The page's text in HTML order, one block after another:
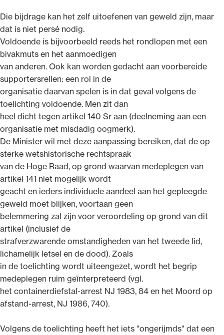
Die bijdrage kan het zelf uitoefenen van geweld zijn, maar
dat is niet persé nodig.
Voldoende is bijvoorbeeld reeds het rondlopen met een
bivakmuts en het aanmoedigen
van anderen. Ook kan worden gedacht aan voorbereide
supportersrellen: een rol in de
organisatie daarvan spelen is in dat geval volgens de
toelichting voldoende. Men zit dan
heel dicht tegen artikel 140 Sr aan (deelneming aan een
organisatie met misdadig oogmerk).
De Minister wil met deze aanpassing bereiken, dat de op
sterke wetshistorische rechtspraak
van de Hoge Raad, op grond waarvan medeplegen van
artikel 141 niet mogelijk wordt
geacht en ieders individuele aandeel aan het gepleegde
geweld moet blijken, voortaan geen
belemmering zal zijn voor veroordeling op grond van dit
artikel (inclusief de
strafverzwarende omstandigheden van het tweede lid,
lichamelijk letsel en de dood). Zoals
in de toelichting wordt uiteengezet, wordt het begrip
medeplegen ruim geïnterpreteerd (vgl.
het containerdiefstal-arrest NJ 1983, 84 en het Moord op
afstand-arrest, NJ 1986, 740).
Volgens de toelichting heeft het iets "ongerijmds" dat een